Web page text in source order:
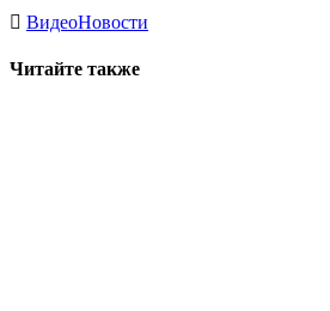
ВидеоНовости
Читайте также